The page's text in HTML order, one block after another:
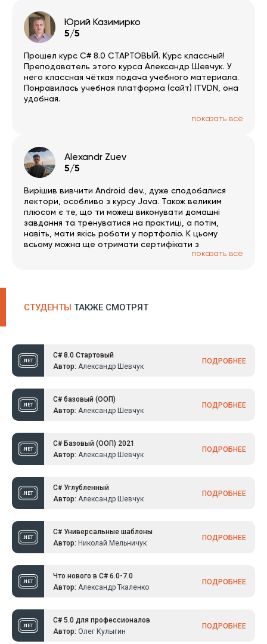
Юрий Казимирко
5/5
Прошел курс C# 8.0 СТАРТОВЫЙ. Курс классный!
Преподаватель этого курса Александр Шевчук. У
него классная чёткая подача учебного материала.
Понравилась учебная платформа (сайт) ITVDN, она
удобная.
показать всё
Alexandr Zuev
5/5
Вирішив вивчити Android dev., дуже сподобалися
лектори, особливо з курсу Java. Також великим
плюсом є те, що ти можеш виконувати домашні
завдання та тренуватися на практиці, а потім,
навіть, мати якісь роботи у портфоліо. К цьому
всьому можна ще отримати сертифікати з
пройдених курсів. Раджу усім скористатися такою
показать всё
СТУДЕНТЫ ТАКЖЕ СМОТРЯТ
C# 8.0 Стартовый
Автор: Александр Шевчук
ПОДРОБНЕЕ
C# базовый (ООП)
Автор: Александр Шевчук
ПОДРОБНЕЕ
C# Базовый (ООП) 2021
Автор: Александр Шевчук
ПОДРОБНЕЕ
C# Углубленный
Автор: Александр Шевчук
ПОДРОБНЕЕ
C# Универсальные шаблоны
Автор: Николай Мельничук
ПОДРОБНЕЕ
Что нового в C# 6.0-7.0
Автор: Александр Ткаленко
ПОДРОБНЕЕ
C# 5.0 для профессионалов
Автор: Олег Кулыгин
ПОДРОБНЕЕ